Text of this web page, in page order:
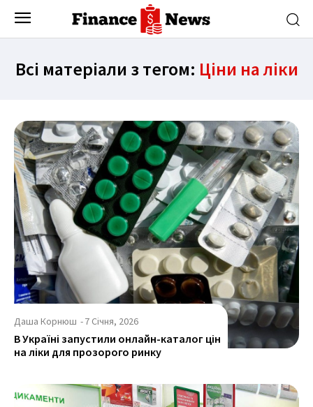
Всі матеріали з тегом: Ціни на ліки
Даша Корнюш -7 Січня, 2026
В Україні запустили онлайн-каталог цін
на ліки для прозорого ринку